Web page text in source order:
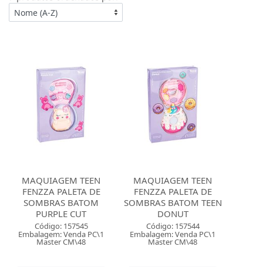
MAQUIAGEM TEEN
FENZZA PALETA DE
SOMBRAS BATOM
PURPLE CUT
Código: 157545
Embalagem: Venda PC\1
Master CM\48
MAQUIAGEM TEEN
FENZZA PALETA DE
SOMBRAS BATOM TEEN
DONUT
Código: 157544
Embalagem: Venda PC\1
Master CM\48